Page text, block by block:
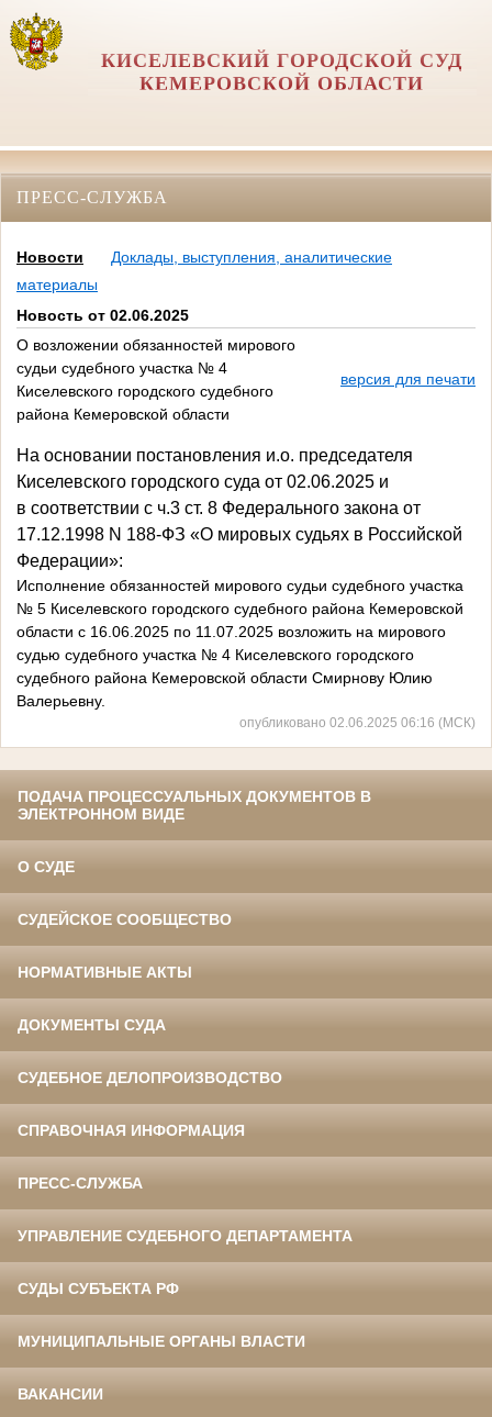
КИСЕЛЕВСКИЙ ГОРОДСКОЙ СУД
КЕМЕРОВСКОЙ ОБЛАСТИ
ПРЕСС-СЛУЖБА
Новости
Доклады, выступления, аналитические
материалы
Новость от 02.06.2025
О возложении обязанностей мирового
судьи судебного участка № 4
Киселевского городского судебного
района Кемеровской области
версия для печати
На основании постановления и.о. председателя
Киселевского городского суда от 02.06.2025 и
в соответствии с ч.3 ст. 8 Федерального закона от
17.12.1998 N 188-ФЗ «О мировых судьях в Российской
Федерации»:
Исполнение обязанностей мирового судьи судебного участка
№ 5 Киселевского городского судебного района Кемеровской
области с 16.06.2025 по 11.07.2025 возложить на мирового
судью судебного участка № 4 Киселевского городского
судебного района Кемеровской области Смирнову Юлию
Валерьевну.
опубликовано 02.06.2025 06:16 (МСК)
ПОДАЧА ПРОЦЕССУАЛЬНЫХ ДОКУМЕНТОВ В
ЭЛЕКТРОННОМ ВИДЕ
О СУДЕ
СУДЕЙСКОЕ СООБЩЕСТВО
НОРМАТИВНЫЕ АКТЫ
ДОКУМЕНТЫ СУДА
СУДЕБНОЕ ДЕЛОПРОИЗВОДСТВО
СПРАВОЧНАЯ ИНФОРМАЦИЯ
ПРЕСС-СЛУЖБА
УПРАВЛЕНИЕ СУДЕБНОГО ДЕПАРТАМЕНТА
СУДЫ СУБЪЕКТА РФ
МУНИЦИПАЛЬНЫЕ ОРГАНЫ ВЛАСТИ
ВАКАНСИИ